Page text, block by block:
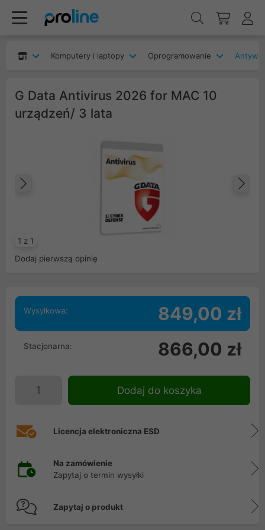
Komputery i laptopy Oprogramowanie
G Data Antivirus 2026 for MAC 10
urządzeń/ 3 lata
1 z 1
Dodaj pierwszą opinię
Wysyłkowa: 849,00 zł
Stacjonarna: 866,00 zł
Dodaj do koszyka
Licencja elektroniczna ESD
Na zamówienie
Zapytaj o termin wysyłki
Zapytaj o produkt